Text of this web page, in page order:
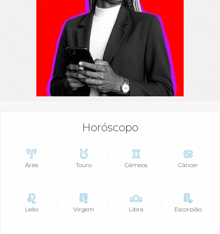
Horóscopo
Áries Touro Gêmeos Câncer
Leão Virgem Libra Escorpião